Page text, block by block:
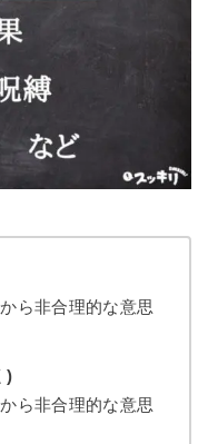
ら非合理的な意思
)
ら非合理的な意思